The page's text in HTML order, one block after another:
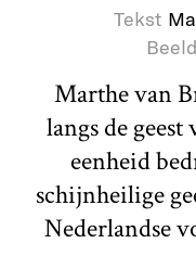
Tekst
Beeld
Marthe van
langs de
eenheid
schijnheilige
Nederlandse